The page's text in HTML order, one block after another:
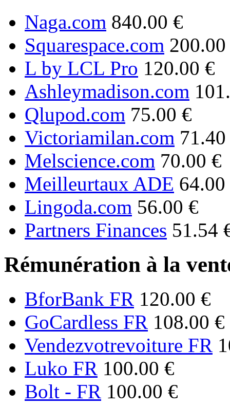
Naga.com 840.00 €
Squarespace.com
L by LCL Pro 120.00 €
Ashleymadison.com
Qlupod.com 75.00 €
Victoriamilan.com
Melscience.com 70.00 €
Meilleurtaux ADE 64.00
Lingoda.com 56.00 €
Partners Finances 51.54
Rémunération à la
BforBank FR 120.00 €
GoCardless FR 108.00 €
Vendezvotrevoiture FR
Luko FR 100.00 €
Bolt - FR 100.00 €